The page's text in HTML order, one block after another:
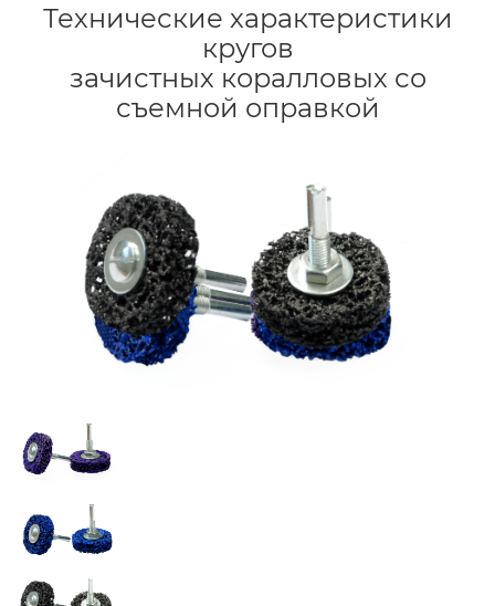
Технические характеристики
кругов
зачистных коралловых со
съемной оправкой